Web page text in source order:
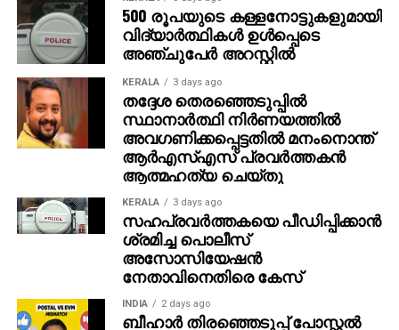
KERALA
തദ്ദേശ തെരഞ്ഞെടുപ്പില്‍
സ്ഥാനാര്‍ത്ഥി നിര്‍ണയത്തില്‍
അവഗണിക്കപ്പെട്ടതില്‍ മനംനൊന്ത്
ആര്‍എസ്എസ് പ്രവര്‍ത്തകന്‍
ആത്മഹത്യ ചെയ്തു
KERALA 3 days ago
സഹപ്രവര്‍ത്തകയെ പീഡിപ്പിക്കാന്‍
ശ്രമിച്ച പൊലീസ്
അസോസിയേഷന്‍
നേതാവിനെതിരെ കേസ്
INDIA 2 days ago
ബീഹാർ തിരഞ്ഞെടുപ്പ് പോസ്റ്റൽ
ബാലറ്റ് ഫലം: MGB 142, NDA 98;
എന്തുകൊണ്ടാണ് ഇത് ഇവിഎമ്മിന്
എതിരായിരിക്കുന്നത്?